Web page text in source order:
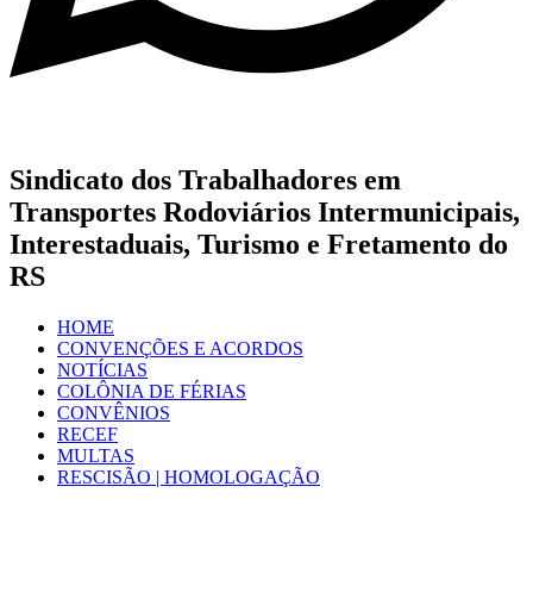
Sindicato dos Trabalhadores em
Transportes Rodoviários Intermunicipais,
Interestaduais, Turismo e Fretamento do
RS
HOME
CONVENÇÕES E ACORDOS
NOTÍCIAS
COLÔNIA DE FÉRIAS
CONVÊNIOS
RECEF
MULTAS
RESCISÃO | HOMOLOGAÇÃO